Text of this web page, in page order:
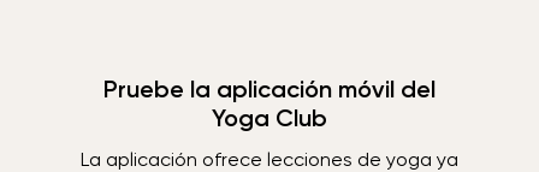
Pruebe la aplicación móvil del
Yoga Club
La aplicación ofrece lecciones de yoga ya